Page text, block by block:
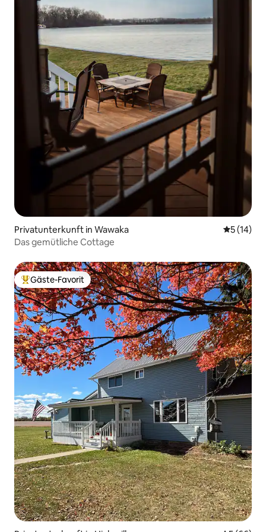
Privatunterkunft in Wawaka
5 (14)
Das gemütliche Cottage
Beliebter Gäste-Favorit.
Gäste-Favorit